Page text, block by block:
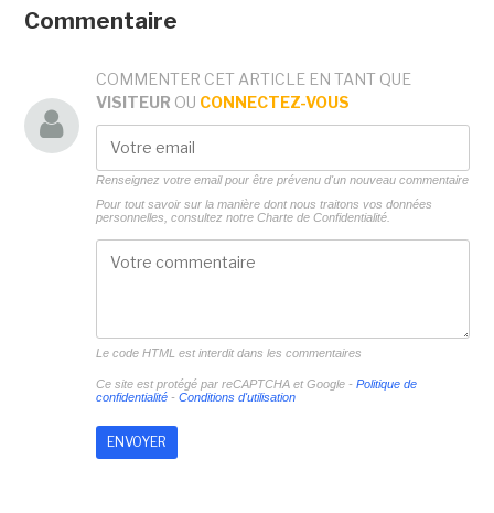
Commentaire
COMMENTER CET ARTICLE EN TANT QUE
VISITEUR OU CONNECTEZ-VOUS
Renseignez votre email pour être prévenu d'un nouveau commentaire
Pour tout savoir sur la manière dont nous traitons vos données
personnelles, consultez notre Charte de Confidentialité.
Le code HTML est interdit dans les commentaires
Ce site est protégé par reCAPTCHA et Google - Politique de
confidentialité- Conditions d'utilisation